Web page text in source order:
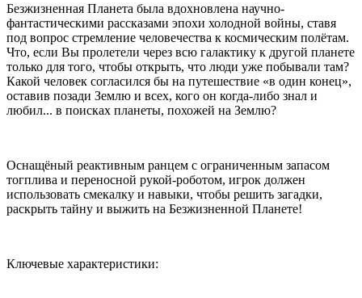
Безжизненная Планета была вдохновлена научно-
фантастическими рассказами эпохи холодной войны, ставя
под вопрос стремление человечества к космическим полётам.
Что, если Вы пролетели через всю галактику к другой планете
только для того, чтобы открыть, что люди уже побывали там?
Какой человек согласился бы на путешествие «в один конец»,
оставив позади Землю и всех, кого он когда-либо знал и
любил... в поисках планеты, похожей на Землю?
Оснащёный реактивным ранцем с ограниченным запасом
тогплива и переносной рукой-роботом, игрок должен
использовать смекалку и навыки, чтобы решить загадки,
раскрыть тайну и выжить на Безжизненной Планете!
Ключевые характеристики: